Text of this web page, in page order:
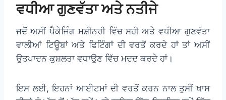
ਵਧੀਆ ਗੁਣਵੱਤਾ ਅਤੇ ਨਤੀਜੇ
ਜਦੋਂ ਅਸੀਂ ਪੈਕੇਜਿੰਗ ਮਸ਼ੀਨਰੀ ਵਿੱਚ ਸਹੀ ਅਤੇ ਵਧੀਆ ਗੁਣਵੱਤਾ
ਵਾਲੀਆਂ ਟਿਊਬਾਂ ਅਤੇ ਫਿਟਿੰਗਾਂ ਦੀ ਵਰਤੋਂ ਕਰਦੇ ਹਾਂ ਤਾਂ ਅਸੀਂ
ਉਤਪਾਦਨ ਕੁਸ਼ਲਤਾ ਵਧਾਉਣ ਵਿੱਚ ਮਦਦ ਕਰਦੇ ਹਾਂ।
ਇਸ ਲਈ, ਇਹਨਾਂ ਆਈਟਮਾਂ ਦੀ ਵਰਤੋਂ ਕਰਨ ਨਾਲ ਤੁਸੀਂ ਖਾਸ